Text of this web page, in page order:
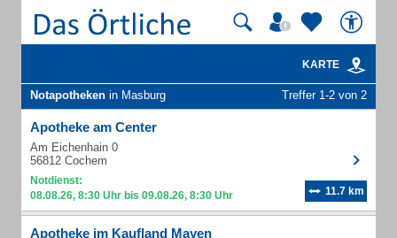
KARTE
Notapotheken in Masburg Treffer 1-2 von 2
Apotheke am Center
Am Eichenhain 0
56812 Cochem
Notdienst:
08.08.26, 8:30 Uhr bis 09.08.26, 8:30 Uhr
11.7 km
Apotheke im Kaufland Mayen